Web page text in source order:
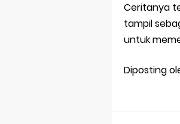
Ceritanya
tampil
untuk
Diposting